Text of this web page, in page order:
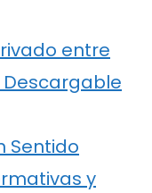
entre
Descargable
Sentido
y